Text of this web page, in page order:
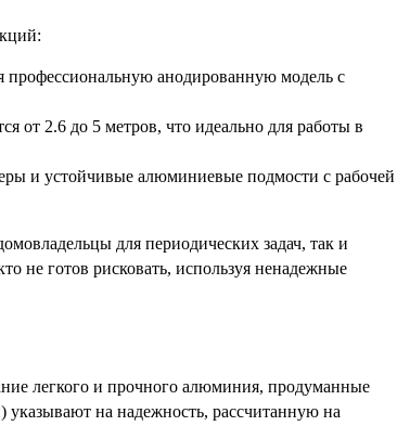
профессиональную анодированную модель с
от 2.6 до 5 метров, что идеально для работы в
и устойчивые алюминиевые подмости с рабочей
для периодических задач, так и
не готов рисковать, используя ненадежные
легкого и прочного алюминия, продуманные
на надежность, рассчитанную на